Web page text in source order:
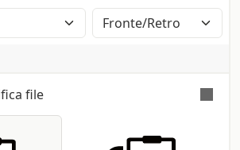
Produttore: Fedrigoni
con metodo CMYK High
Eventuali pantoni
saranno convertiti
file